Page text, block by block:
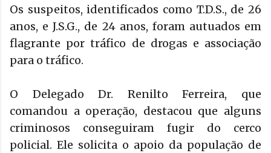
Os suspeitos, identificados como T.D.S., de 26
anos, e J.S.G., de 24 anos, foram autuados em
flagrante por tráfico de drogas e associação
para o tráfico.
O Delegado Dr. Renilto Ferreira, que
comandou a operação, destacou que alguns
criminosos conseguiram fugir do cerco
policial. Ele solicita o apoio da população de